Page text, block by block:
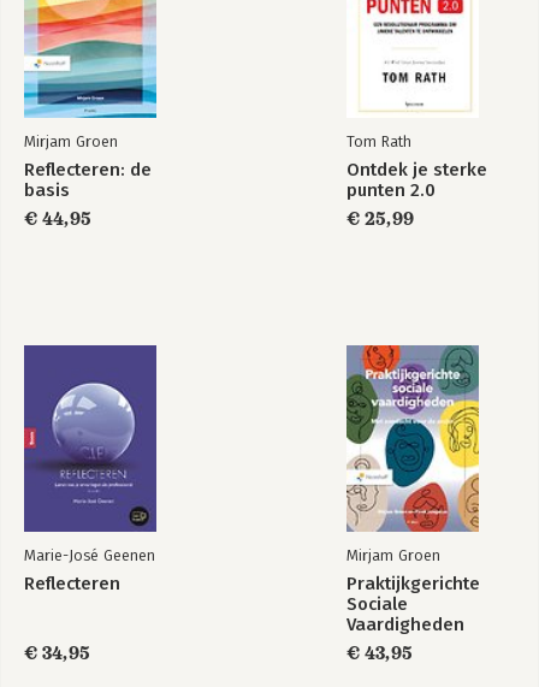
Mirjam Groen
Reflecteren: de
basis
€ 44,95
Tom Rath
Ontdek je sterke
punten 2.0
€ 25,99
Marie-José Geenen
Reflecteren
€ 34,95
Mirjam Groen
Praktijkgerichte
Sociale
Vaardigheden
€ 43,95